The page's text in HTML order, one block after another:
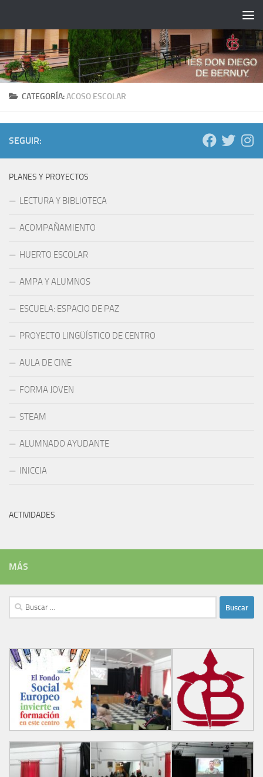
CATEGORÍA:ACOSO ESCOLAR
SEGUIR:
PLANES Y PROYECTOS
LECTURA Y BIBLIOTECA
ACOMPAÑAMIENTO
HUERTO ESCOLAR
AMPA Y ALUMNOS
ESCUELA: ESPACIO DE PAZ
PROYECTO LINGÜÍSTICO DE CENTRO
AULA DE CINE
FORMA JOVEN
STEAM
ALUMNADO AYUDANTE
INICCIA
ACTIVIDADES
MÁS
Buscar: